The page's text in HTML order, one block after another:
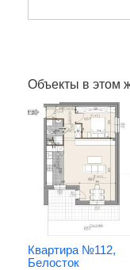
Объекты в этом
Квартира №112,
Белосток